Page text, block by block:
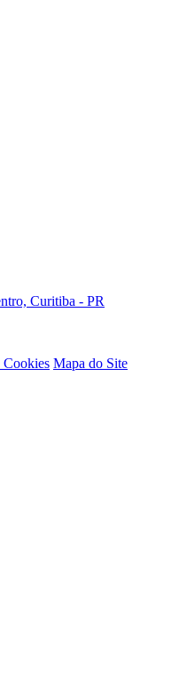
Curitiba - PR
Cookies Mapa do Site